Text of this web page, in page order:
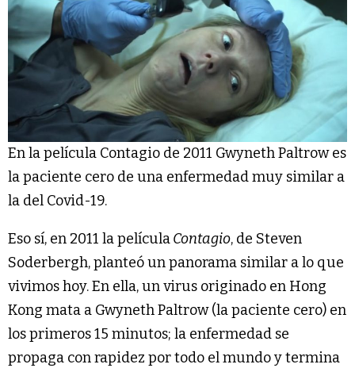
En la película Contagio de 2011 Gwyneth Paltrow es
la paciente cero de una enfermedad muy similar a
la del Covid-19.
Eso sí, en 2011 la películaContagio, de Steven
Soderbergh, planteó un panorama similar a lo que
vivimos hoy. En ella, un virus originado en Hong
Kong mata a Gwyneth Paltrow (la paciente cero) en
los primeros 15 minutos; la enfermedad se
propaga con rapidez por todo el mundo y termina